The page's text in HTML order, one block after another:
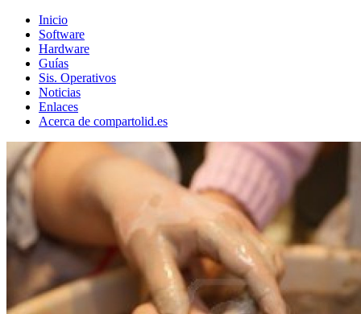
Inicio
Software
Hardware
Guías
Sis. Operativos
Noticias
Enlaces
Acerca de compartolid.es